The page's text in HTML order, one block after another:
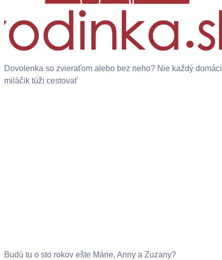
Dovolenka so zvieraťom alebo bez neho? Nie každý domáci
miláčik túži cestovať
Budú tu o sto rokov ešte Márie, Anny a Zuzany?